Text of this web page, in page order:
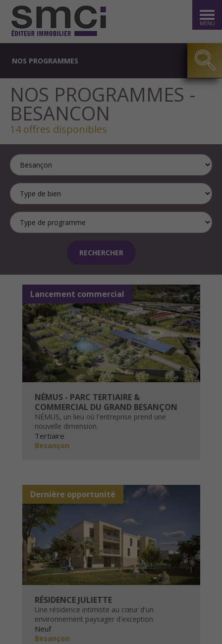
MENU
NOS PROGRAMMES
NOS PROGRAMMES -
BESANCON
14 offres disponibles
Lancement commercial
NÉMUS - PARC TERTIAIRE &
COMMERCIAL DU GRAND BESANÇON
NÉMUS, un lieu où l'entreprise prend une
nouvelle dimension.
Tertiaire
Besançon
Dernière opportunité
RÉSIDENCE JULIETTE
Une résidence intimiste au cœur d'un
environnement paysager d'exception.
Neuf
Besançon